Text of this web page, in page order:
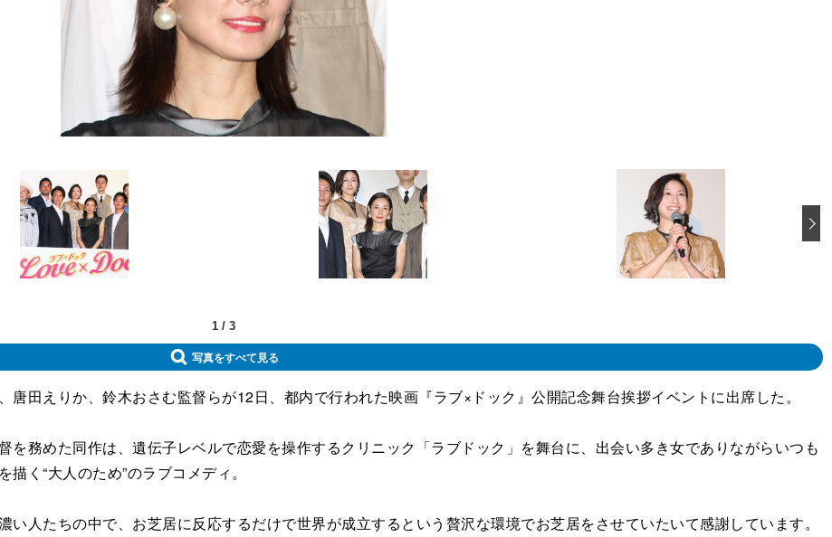
1 / 3
写真をすべて見る
田えりか、鈴木おさむ監督らが12日、都内で行われた映画『ラブ×ドック』公開記念舞台挨拶イベントに出席した。
務めた同作は、遺伝子レベルで恋愛を操作するクリニック「ラブドック」を舞台に、出会い多き女でありながらいつも
く“大人のため”のラブコメディ。
人たちの中で、お芝居に反応するだけで世界が成立するという贅沢な環境でお芝居をさせていたいて感謝しています。